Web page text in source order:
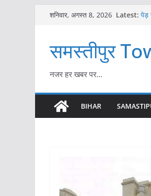
शनिवार, अगस्त 8, 2026 Latest: पेड़
समस्तीपुर
नजर हर खबर पर…
BIHAR